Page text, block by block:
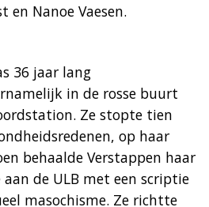
en Nanoe Vaesen.
36 jaar lang
in de rosse buurt
Ze stopte tien
op haar
behaalde Verstappen haar
de ULB met een scriptie
masochisme. Ze richtte